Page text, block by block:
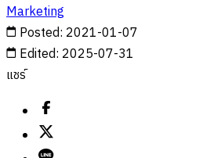
Marketing
Posted: 2021-01-07
Edited: 2025-07-31
แชร์